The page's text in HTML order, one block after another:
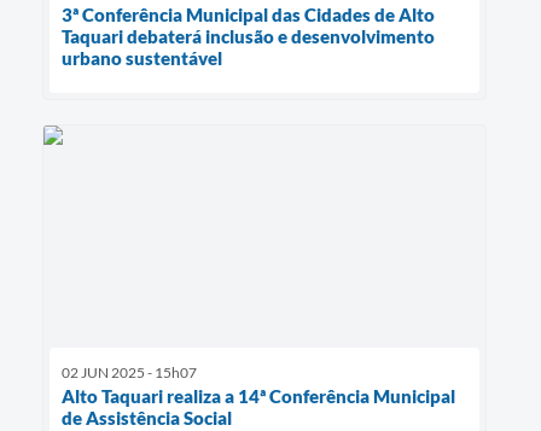
3ª Conferência Municipal das Cidades de Alto
Taquari debaterá inclusão e desenvolvimento
urbano sustentável
02 JUN 2025 - 15h07
Alto Taquari realiza a 14ª Conferência Municipal
de Assistência Social